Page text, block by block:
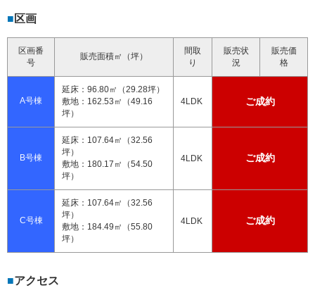
区画
区画番
号
販売面積㎡（坪）
間取
り
販売状
況
販売価
格
A号棟
延床：96.80㎡（29.28坪）
敷地：162.53㎡（49.16
坪）
4LDK ご成約
B号棟
延床：107.64㎡（32.56
坪）
敷地：180.17㎡（54.50
坪）
4LDK ご成約
C号棟
延床：107.64㎡（32.56
坪）
敷地：184.49㎡（55.80
坪）
4LDK ご成約
アクセス